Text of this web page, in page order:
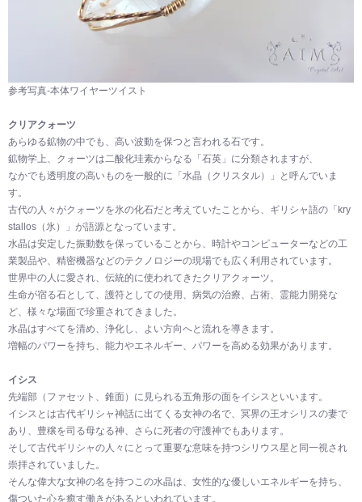
参考写真-本体ワイヤーツイスト
クリアクォーツ
あらゆる鉱物の中でも、高い波動を保つと言われる石です。
鉱物学上、クォーツは二酸化珪素からなる「石英」に分類されますが、
なかでも透明度の高いものを一般的に「水晶（クリスタル）」と呼んでいま
す。
古代の人々がクォーツを氷の化石だと考えていたことから、ギリシャ語の「kry
stallos（氷）」が語源となっています。
水晶は安定した振動数を保っていることから、時計やコンピューターなどの工
業製品や、精密機器などのテクノロジーの現場でも広く利用されています。
世界中の人に愛され、伝統的に使われてきたクリアクォーツ。
生命が宿る石として、護符としての使用、病気の治療、占術、霊能力開発な
ど、様々な場面で珍重されてきました。
水晶はすべてを清め、浄化し、よい方向へと流れを導きます。
増幅のパワーを持ち、能力やエネルギー、パワーを高める効果があります。
イシス
先端部（ファセット、錐面）に見られる五角形の面をイシスといいます。
イシスとは古代ギリシャ神話に出てくる女神の名で、冥界の王オシリスの妻で
あり、豊穣を司る母なる神、さらに死者の守護神でもあります。
そして古代ギリシャの人々にとって重要な意味を持つシリウス星と同一視され
崇拝されていました。
そんな偉大な女神の名を持つこの水晶は、女性的な優しいエネルギーを持ち、
傷ついた心を癒す働きがあるといわれています。